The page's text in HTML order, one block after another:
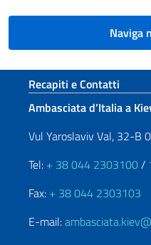
Naviga
Sezione
Recapiti e Contatti
Ambasciata d’Italia a
Vul Yaroslaviv Val, 32-B
Tel: + 38 044 2303100/
Fax: + 38 044 2303103
E-mail: